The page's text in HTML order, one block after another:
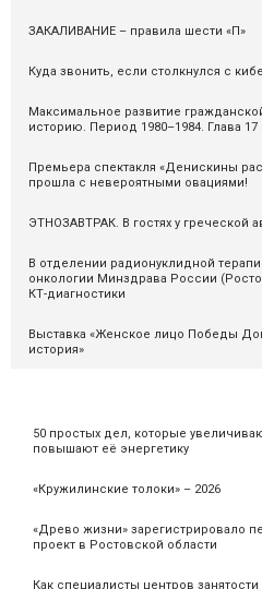
50 простых дел, которые
повышают её энергетику
«Кружилинские толоки» – 2026
«Древо жизни» зарегистрировало
проект в Ростовской области
Как специалисты центров
ЗАКАЛИВАНИЕ – правила шести «П»
Куда звонить, если столкнулся с
Максимальное развитие
историю. Период 1980–1984. Глава 17
Премьера спектакля «Денискины
прошла с невероятными овациями!
ЭТНОЗАВТРАК. В гостях у греческой
В отделении радионуклидной
онкологии Минздрава России
КТ-диагностики
Выставка «Женское лицо Победы
история»